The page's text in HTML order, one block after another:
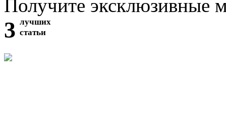
Получите эксклюзивные
3 лучших
статьи